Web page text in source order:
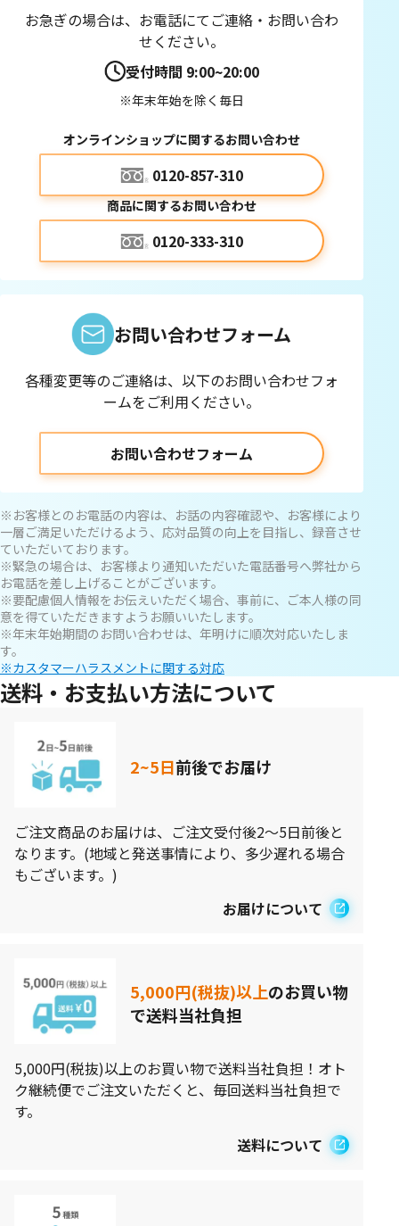
お急ぎの場合は、お電話にてご連絡・お問い合わ
せください。
受付時間 9:00~20:00
※年末年始を除く毎日
オンラインショップに関するお問い合わせ
0120-857-310
商品に関するお問い合わせ
0120-333-310
お問い合わせフォーム
各種変更等のご連絡は、以下のお問い合わせフォ
ームをご利用ください。
お問い合わせフォーム
※お客様とのお電話の内容は、お話の内容確認や、お客様により
一層ご満足いただけるよう、応対品質の向上を目指し、録音させ
ていただいております。
※緊急の場合は、お客様より通知いただいた電話番号へ弊社から
お電話を差し上げることがございます。
※要配慮個人情報をお伝えいただく場合、事前に、ご本人様の同
意を得ていただきますようお願いいたします。
※年末年始期間のお問い合わせは、年明けに順次対応いたしま
す。
※カスタマーハラスメントに関する対応
送料・お支払い方法について
2~5日前後でお届け
ご注文商品のお届けは、ご注文受付後2～5日前後と
なります。(地域と発送事情により、多少遅れる場合
もございます。)
お届けについて
5,000円(税抜)以上のお買い物
で送料当社負担
5,000円(税抜)以上のお買い物で送料当社負担！オト
ク継続便でご注文いただくと、毎回送料当社負担で
す。
送料について